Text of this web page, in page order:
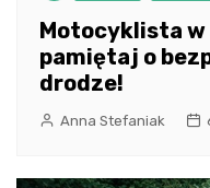
Motocyklista
pamiętaj o
drodze!
Anna Stefaniak